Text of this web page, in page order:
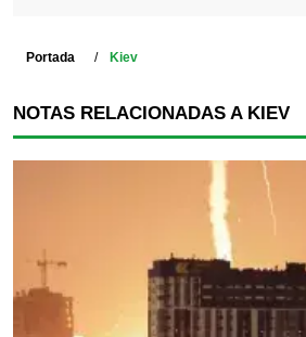
Portada Kiev
NOTAS RELACIONADAS A KIEV